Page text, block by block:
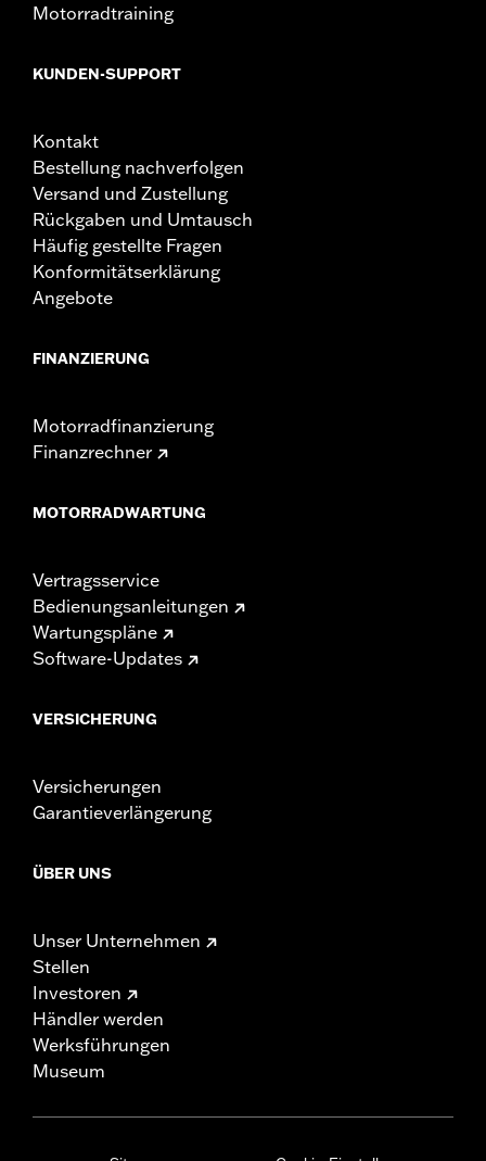
Motorradtraining
KUNDEN-SUPPORT
Kontakt
Bestellung nachverfolgen
Versand und Zustellung
Rückgaben und Umtausch
Häufig gestellte Fragen
Konformitätserklärung
Angebote
FINANZIERUNG
Motorradfinanzierung
Finanzrechner
MOTORRADWARTUNG
Vertragsservice
Bedienungsanleitungen
Wartungspläne
Software-Updates
VERSICHERUNG
Versicherungen
Garantieverlängerung
ÜBER UNS
Unser Unternehmen
Stellen
Investoren
Händler werden
Werksführungen
Museum